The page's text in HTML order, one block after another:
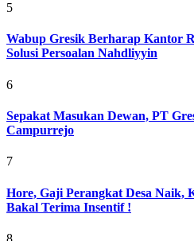
5
Wabup Gresik Berharap Kantor
Solusi Persoalan Nahdliyyin
6
Sepakat Masukan Dewan, PT
Campurrejo
7
Hore, Gaji Perangkat Desa Naik,
Bakal Terima Insentif !
8